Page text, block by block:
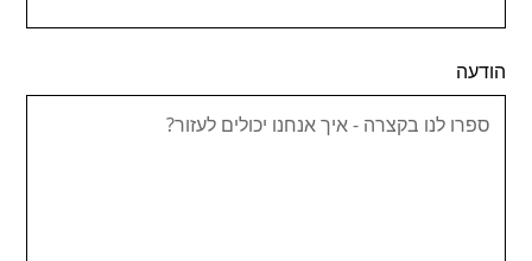
הודעה